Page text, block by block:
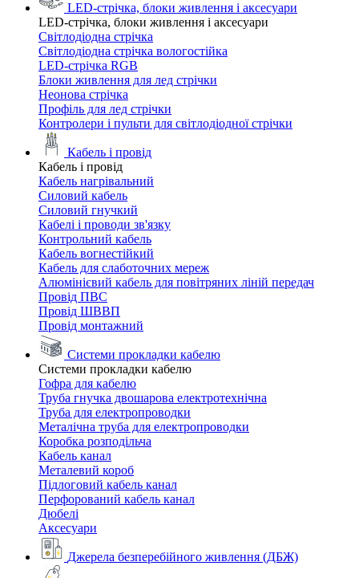
LED-стрічка, блоки живлення і аксесуари
LED-стрічка, блоки живлення і аксесуари
Світлодіодна стрічка
Світлодіодна стрічка вологостійка
LED-стрічка RGB
Блоки живлення для лед стрічки
Неонова стрічка
Профіль для лед стрічки
Контролери і пульти для світлодіодної стрічки
Кабель і провід
Кабель і провід
Кабель нагрівальний
Силовий кабель
Силовий гнучкий
Кабелі і проводи зв'язку
Контрольний кабель
Кабель вогнестійкий
Кабель для слаботочних мереж
Алюмінієвий кабель для повітряних ліній передач
Провід ПВС
Провід ШВВП
Провід монтажний
Системи прокладки кабелю
Системи прокладки кабелю
Гофра для кабелю
Труба гнучка двошарова електротехнічна
Труба для електропроводки
Металічна труба для електропроводки
Коробка розподільча
Кабель канал
Металевий короб
Підлоговий кабель канал
Перфорований кабель канал
Дюбелі
Аксесуари
Джерела безперебійного живлення (ДБЖ)